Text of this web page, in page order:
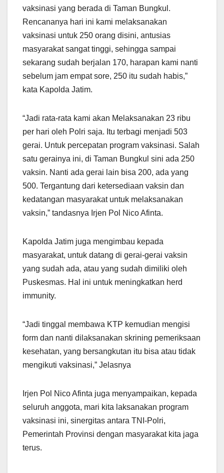
vaksinasi yang berada di Taman Bungkul.
Rencananya hari ini kami melaksanakan
vaksinasi untuk 250 orang disini, antusias
masyarakat sangat tinggi, sehingga sampai
sekarang sudah berjalan 170, harapan kami nanti
sebelum jam empat sore, 250 itu sudah habis,”
kata Kapolda Jatim.
“Jadi rata-rata kami akan Melaksanakan 23 ribu
per hari oleh Polri saja. Itu terbagi menjadi 503
gerai. Untuk percepatan program vaksinasi. Salah
satu gerainya ini, di Taman Bungkul sini ada 250
vaksin. Nanti ada gerai lain bisa 200, ada yang
500. Tergantung dari ketersediaan vaksin dan
kedatangan masyarakat untuk melaksanakan
vaksin,” tandasnya Irjen Pol Nico Afinta.
Kapolda Jatim juga mengimbau kepada
masyarakat, untuk datang di gerai-gerai vaksin
yang sudah ada, atau yang sudah dimiliki oleh
Puskesmas. Hal ini untuk meningkatkan herd
immunity.
“Jadi tinggal membawa KTP kemudian mengisi
form dan nanti dilaksanakan skrining pemeriksaan
kesehatan, yang bersangkutan itu bisa atau tidak
mengikuti vaksinasi,” Jelasnya
Irjen Pol Nico Afinta juga menyampaikan, kepada
seluruh anggota, mari kita laksanakan program
vaksinasi ini, sinergitas antara TNI-Polri,
Pemerintah Provinsi dengan masyarakat kita jaga
terus.